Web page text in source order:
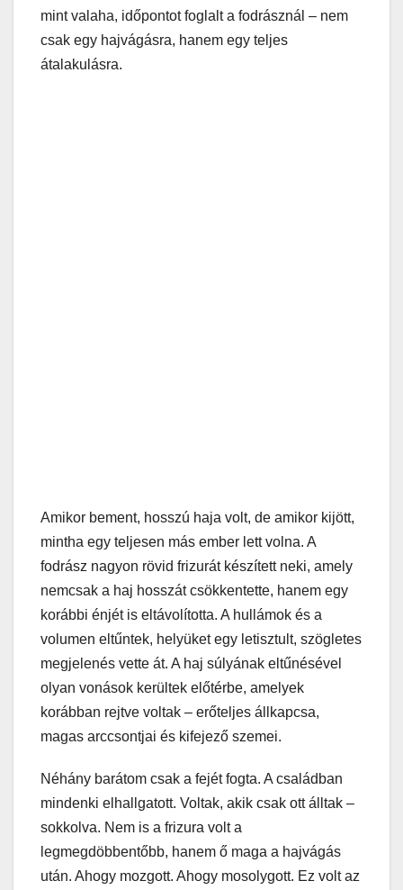
mint valaha, időpontot foglalt a fodrásznál – nem
csak egy hajvágásra, hanem egy teljes
átalakulásra.
Amikor bement, hosszú haja volt, de amikor kijött,
mintha egy teljesen más ember lett volna. A
fodrász nagyon rövid frizurát készített neki, amely
nemcsak a haj hosszát csökkentette, hanem egy
korábbi énjét is eltávolította. A hullámok és a
volumen eltűntek, helyüket egy letisztult, szögletes
megjelenés vette át. A haj súlyának eltűnésével
olyan vonások kerültek előtérbe, amelyek
korábban rejtve voltak – erőteljes állkapcsa,
magas arccsontjai és kifejező szemei.
Néhány barátom csak a fejét fogta. A családban
mindenki elhallgatott. Voltak, akik csak ott álltak –
sokkolva. Nem is a frizura volt a
legmegdöbbentőbb, hanem ő maga a hajvágás
után. Ahogy mozgott. Ahogy mosolygott. Ez volt az